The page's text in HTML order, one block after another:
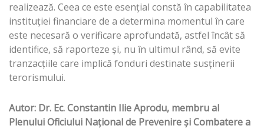
realizează. Ceea ce este esenţial constă în capabilitatea
instituţiei financiare de a determina momentul în care
este necesară o verificare aprofundată, astfel încât să
identifice, să raporteze şi, nu în ultimul rând, să evite
tranzacţiile care implică fonduri destinate susţinerii
terorismului.
Autor: Dr. Ec. Constantin Ilie Aprodu, membru al
Plenului Oficiului Naţional de Prevenire şi Combatere a